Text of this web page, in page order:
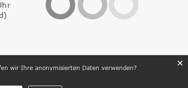
wir Ihre anonymisierten Daten verwenden? ×